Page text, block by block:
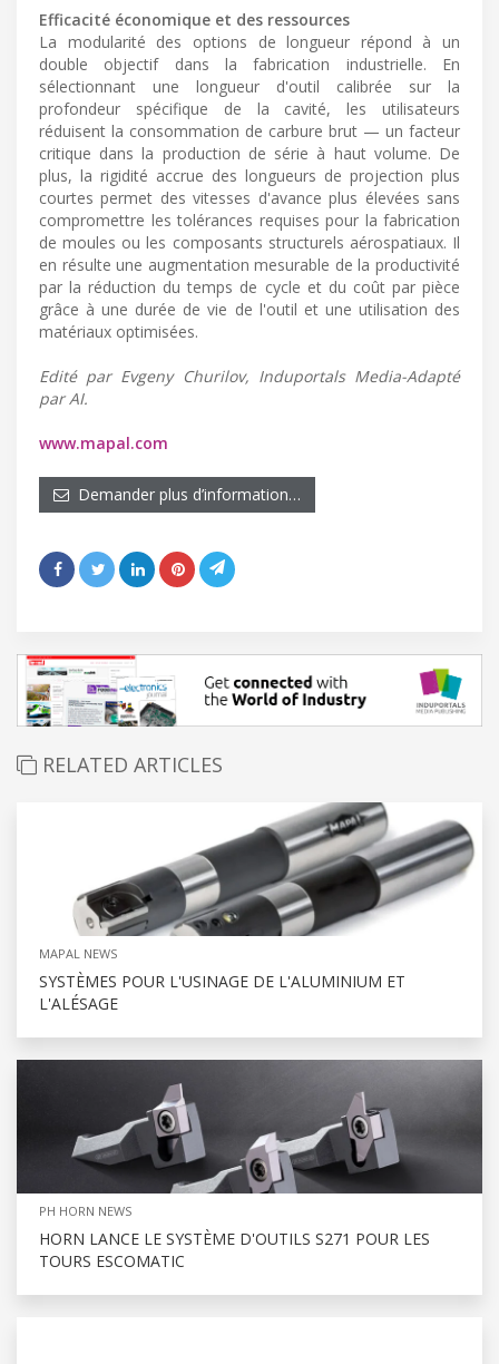
Efficacité économique et des ressources
La modularité des options de longueur répond à un
double objectif dans la fabrication industrielle. En
sélectionnant une longueur d'outil calibrée sur la
profondeur spécifique de la cavité, les utilisateurs
réduisent la consommation de carbure brut — un facteur
critique dans la production de série à haut volume. De
plus, la rigidité accrue des longueurs de projection plus
courtes permet des vitesses d'avance plus élevées sans
compromettre les tolérances requises pour la fabrication
de moules ou les composants structurels aérospatiaux. Il
en résulte une augmentation mesurable de la productivité
par la réduction du temps de cycle et du coût par pièce
grâce à une durée de vie de l'outil et une utilisation des
matériaux optimisées.
Edité par Evgeny Churilov, Induportals Media-Adapté
par AI.
www.mapal.com
Demander plus d’information…
RELATED ARTICLES
MAPAL NEWS
SYSTÈMES POUR L'USINAGE DE L'ALUMINIUM ET
L'ALÉSAGE
PH HORN NEWS
HORN LANCE LE SYSTÈME D'OUTILS S271 POUR LES
TOURS ESCOMATIC